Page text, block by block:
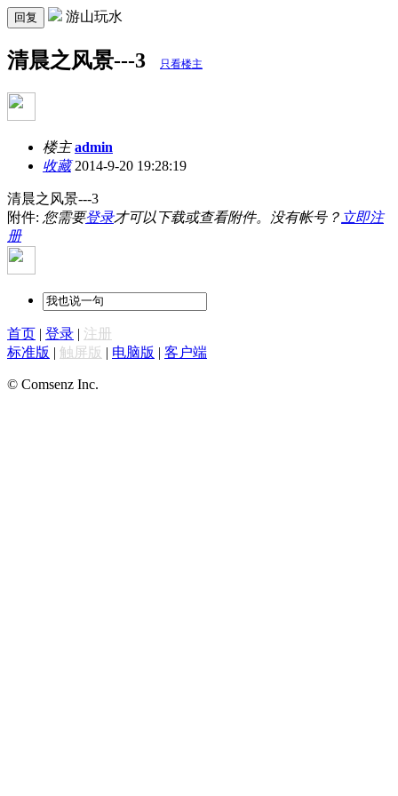
回复 游山玩水
清晨之风景---3 只看楼主
楼主 admin
收藏2014-9-20 19:28:19
清晨之风景---3
附件: 您需要登录才可以下载或查看附件。没有帐号？ 立即注
册
首页 | 登录 | 注册
标准版 | 触屏版 | 电脑版 | 客户端
© Comsenz Inc.